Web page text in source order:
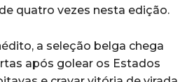
quatro vezes nesta edição.
a seleção belga chega
após golear os Estados